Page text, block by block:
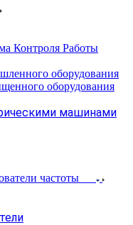
Контроля Работы
оборудования
оборудования
машинами
частоты